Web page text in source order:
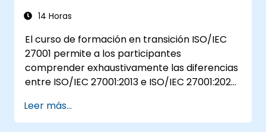
14 Horas
El curso de formación en transición ISO/IEC
27001 permite a los participantes
comprender exhaustivamente las diferencias
entre ISO/IEC 27001:2013 e ISO/IEC 27001:2022.
nuevos conceptos presentados por ISO/IEC
27001:2022.
Leer más...